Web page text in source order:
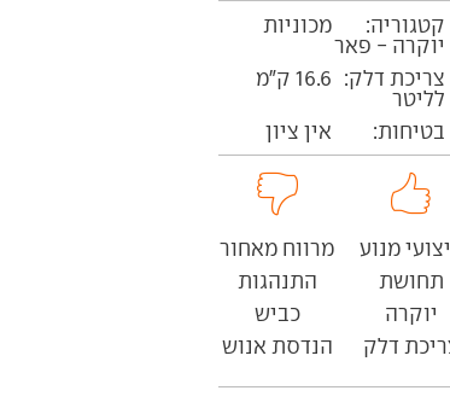
קטגוריה: מכוניות
יוקרה - פאר
צריכת דלק:
16.6 ק"מ
לליטר
בטיחות:
אין ציון
מנוע
תחושת
יוקרה
דלק
מרווח מאחור
התנהגות
כביש
הנדסת אנוש